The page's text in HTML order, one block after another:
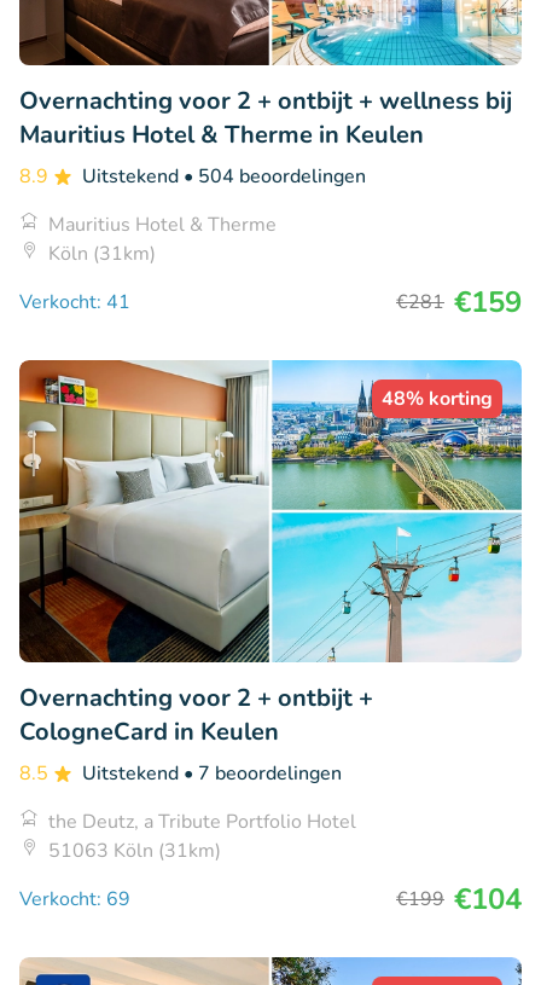
Overnachting voor 2 + ontbijt + wellness bij
Mauritius Hotel & Therme in Keulen
8.9 Uitstekend • 504 beoordelingen
Mauritius Hotel & Therme
Köln (31km)
Verkocht: 41
€281 €159
48% korting
Overnachting voor 2 + ontbijt +
CologneCard in Keulen
8.5 Uitstekend • 7 beoordelingen
the Deutz, a Tribute Portfolio Hotel
51063 Köln (31km)
Verkocht: 69
€199 €104